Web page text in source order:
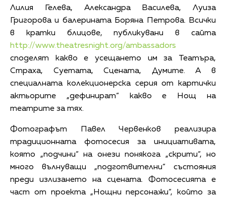
Лилия Гелева, Александра Василева, Луиза
Григорова и балерината Боряна Петрова. Всички
в кратки блицове, публикувани в сайта
http://www.theatresnight.org/ambassadors
споделят какво е усещането им за Театъра,
Страха, Суетата, Сцената, Думите. A в
специалната колекционерска серия от картички
актьорите „дефинират“ какво e Нощ на
театрите за тях.
Фотографът Павел Червенков реализира
традиционната фотосесия за инициативата,
която „подчини“ на онези понякога „скрити“, но
много вълнуващи „подготвителни“ състояния
преди излизането на сцената. Фотосесията е
част от проекта „Нощни персонажи“, който за